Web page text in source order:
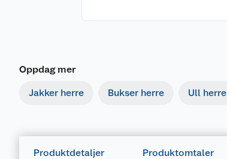
Oppdag mer
Jakker herre Bukser herre Ull herre
Produktdetaljer Produktomtaler